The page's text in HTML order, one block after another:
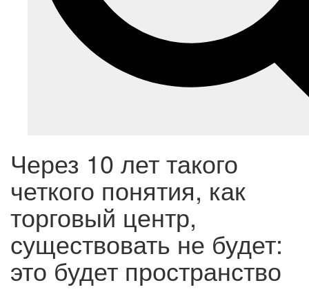
Через 10 лет такого
четкого понятия, как
торговый центр,
существовать не будет:
это будет пространство